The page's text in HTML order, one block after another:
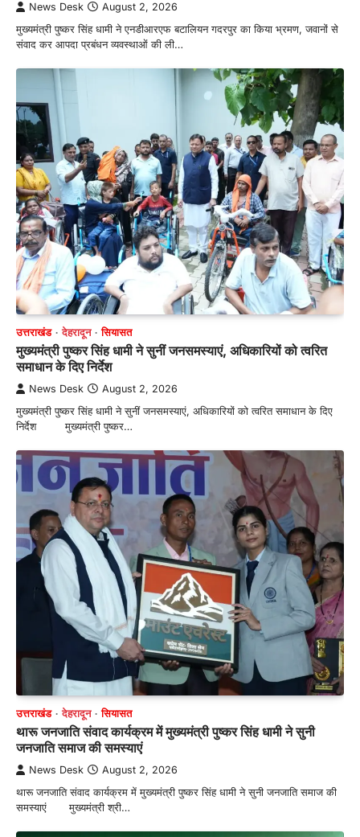
News Desk August 2, 2026
मुख्यमंत्री पुष्कर सिंह धामी ने एनडीआरएफ बटालियन गदरपुर का किया भ्रमण, जवानों से
संवाद कर आपदा प्रबंधन व्यवस्थाओं की ली…
उत्तराखंड देहरादून सियासत
मुख्यमंत्री पुष्कर सिंह धामी ने सुनीं जनसमस्याएं, अधिकारियों को त्वरित
समाधान के दिए निर्देश
News Desk August 2, 2026
मुख्यमंत्री पुष्कर सिंह धामी ने सुनीं जनसमस्याएं, अधिकारियों को त्वरित समाधान के दिए
निर्देश मुख्यमंत्री पुष्कर…
उत्तराखंड देहरादून सियासत
थारू जनजाति संवाद कार्यक्रम में मुख्यमंत्री पुष्कर सिंह धामी ने सुनी
जनजाति समाज की समस्याएं
News Desk August 2, 2026
थारू जनजाति संवाद कार्यक्रम में मुख्यमंत्री पुष्कर सिंह धामी ने सुनी जनजाति समाज की
समस्याएं मुख्यमंत्री श्री…